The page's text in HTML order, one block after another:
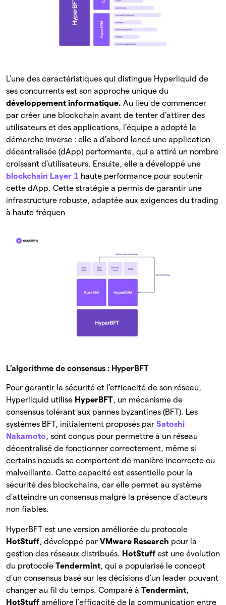
L’une des caractéristiques qui distingue Hyperliquid de
ses concurrents est son approche unique du
développement informatique. Au lieu de commencer
par créer une blockchain avant de tenter d’attirer des
utilisateurs et des applications, l’équipe a adopté la
démarche inverse : elle a d’abord lancé une application
décentralisée (dApp) performante, qui a attiré un nombre
croissant d’utilisateurs. Ensuite, elle a développé une
blockchain Layer 1 haute performance pour soutenir
cette dApp. Cette stratégie a permis de garantir une
infrastructure robuste, adaptée aux exigences du trading
à haute fréquen
L’algorithme de consensus : HyperBFT
Pour garantir la sécurité et l’efficacité de son réseau,
Hyperliquid utilise HyperBFT, un mécanisme de
consensus tolérant aux pannes byzantines (BFT). Les
systèmes BFT, initialement proposés par Satoshi
Nakamoto, sont conçus pour permettre à un réseau
décentralisé de fonctionner correctement, même si
certains nœuds se comportent de manière incorrecte ou
malveillante. Cette capacité est essentielle pour la
sécurité des blockchains, car elle permet au système
d’atteindre un consensus malgré la présence d’acteurs
non fiables.
HyperBFT est une version améliorée du protocole
HotStuff, développé par VMware Research pour la
gestion des réseaux distribués. HotStuff est une évolution
du protocole Tendermint, qui a popularisé le concept
d’un consensus basé sur les décisions d’un leader pouvant
changer au fil du temps. Comparé à Tendermint,
HotStuff améliore l’efficacité de la communication entre